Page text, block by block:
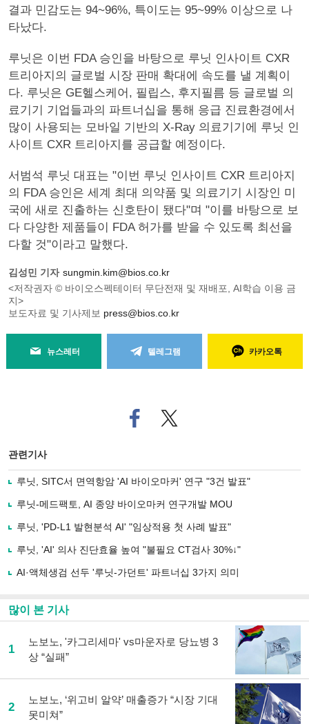
결과 민감도는 94~96%, 특이도는 95~99% 이상으로 나
타났다.
루닛은 이번 FDA 승인을 바탕으로 루닛 인사이트 CXR
트리아지의 글로벌 시장 판매 확대에 속도를 낼 계획이
다. 루닛은 GE헬스케어, 필립스, 후지필름 등 글로벌 의
료기기 기업들과의 파트너십을 통해 응급 진료환경에서
많이 사용되는 모바일 기반의 X-Ray 의료기기에 루닛 인
사이트 CXR 트리아지를 공급할 예정이다.
서범석 루닛 대표는 "이번 루닛 인사이트 CXR 트리아지
의 FDA 승인은 세계 최대 의약품 및 의료기기 시장인 미
국에 새로 진출하는 신호탄이 됐다"며 "이를 바탕으로 보
다 다양한 제품들이 FDA 허가를 받을 수 있도록 최선을
다할 것"이라고 말했다.
김성민 기자 sungmin.kim@bios.co.kr
<저작권자 © 바이오스펙테이터 무단전재 및 재배포, AI학습 이용 금
지>
보도자료 및 기사제보 press@bios.co.kr
뉴스레터 텔레그램 카카오톡
페
이
로
기
사
유
기
트위
터로
관련기사
루닛, SITC서 면역항암 'AI 바이오마커' 연구 "3건 발표"
루닛-메드팩토, AI 종양 바이오마커 연구개발 MOU
루닛, 'PD-L1 발현분석 AI' "임상적용 첫 사례 발표"
루닛, 'AI' 의사 진단효율 높여 "불필요 CT검사 30%↓"
AI·액체생검 선두 '루닛-가던트' 파트너십 3가지 의미
많이 본 기사
1
노보노, '카그리세마' vs마운자로 당뇨병 3
상 “실패”
2
노보노, ‘위고비 알약’ 매출증가 “시장 기대
못미쳐”